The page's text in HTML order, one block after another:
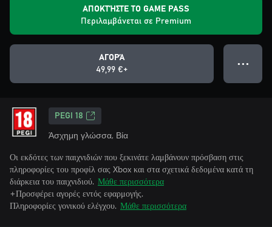
ΑΠΟΚΤΉΣΤΕ ΤΟ GAME PASS
Περιλαμβάνεται σε Premium
ΑΓΟΡΆ
49,99 €+
● ● ●
PEGI 18
Άσχημη γλώσσα, Βία
Οι εκδότες των παιχνιδιών που ξεκινάτε λαμβάνουν πρόσβαση στις
πληροφορίες του προφίλ σας Xbox και στα σχετικά δεδομένα κατά τη
διάρκεια του παιχνιδιού. Μάθε περισσότερα
+Προσφέρει αγορές εντός εφαρμογής.
Πληροφορίες γονικού ελέγχου. Μάθε περισσότερα